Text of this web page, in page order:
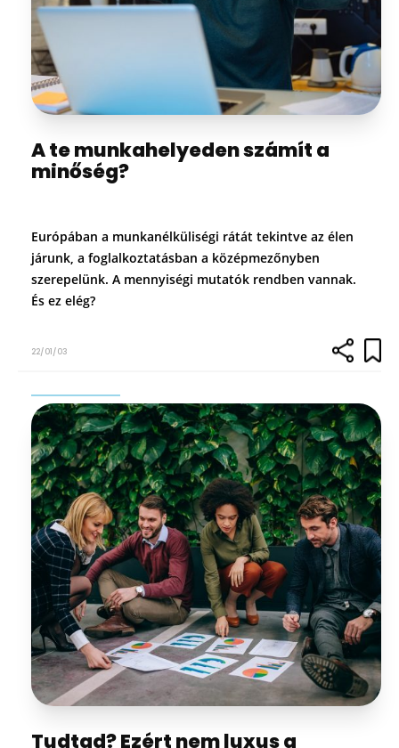
A te munkahelyeden számít a
minőség?
Európában a munkanélküliségi rátát tekintve az élen
járunk, a foglalkoztatásban a középmezőnyben
szerepelünk. A mennyiségi mutatók rendben vannak.
És ez elég?
22/01/03
Tudtad? Ezért nem luxus a